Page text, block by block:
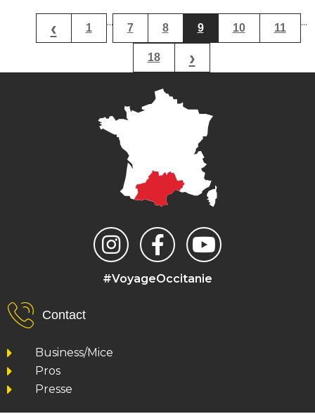
‹ 1 ... 7 8 9 10 11 ...
18 ›
#VoyageOccitanie
Contact
Business/Mice
Pros
Presse